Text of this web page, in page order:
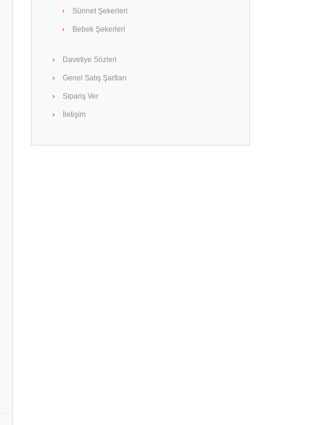
Sünnet Şekerleri
Bebek Şekerleri
Davetiye Sözleri
Genel Satış Şartları
Sipariş Ver
İletişim